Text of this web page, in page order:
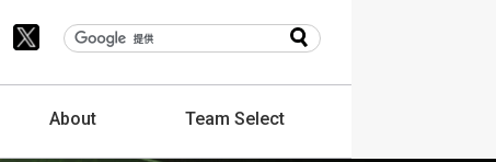
About TeamSelect